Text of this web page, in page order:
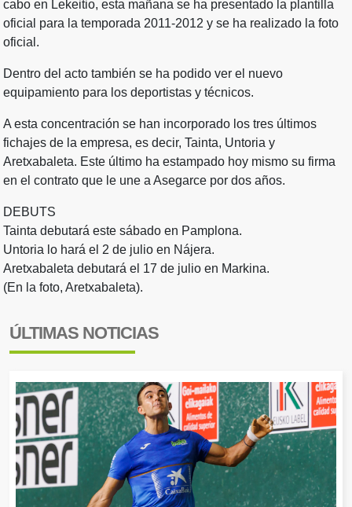
cabo en Lekeitio, esta mañana se ha presentado la plantilla
oficial para la temporada 2011-2012 y se ha realizado la foto
oficial.
Dentro del acto también se ha podido ver el nuevo
equipamiento para los deportistas y técnicos.
A esta concentración se han incorporado los tres últimos
fichajes de la empresa, es decir, Tainta, Untoria y
Aretxabaleta. Este último ha estampado hoy mismo su firma
en el contrato que le une a Asegarce por dos años.
DEBUTS
Tainta debutará este sábado en Pamplona.
Untoria lo hará el 2 de julio en Nájera.
Aretxabaleta debutará el 17 de julio en Markina.
(En la foto, Aretxabaleta).
ÚLTIMAS NOTICIAS